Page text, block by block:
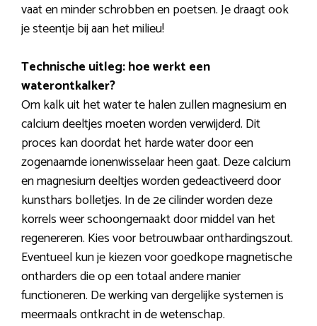
vaat en minder schrobben en poetsen. Je draagt ook
je steentje bij aan het milieu!
Technische uitleg: hoe werkt een
waterontkalker?
Om kalk uit het water te halen zullen magnesium en
calcium deeltjes moeten worden verwijderd. Dit
proces kan doordat het harde water door een
zogenaamde ionenwisselaar heen gaat. Deze calcium
en magnesium deeltjes worden gedeactiveerd door
kunsthars bolletjes. In de 2e cilinder worden deze
korrels weer schoongemaakt door middel van het
regenereren. Kies voor betrouwbaar onthardingszout.
Eventueel kun je kiezen voor goedkope magnetische
ontharders die op een totaal andere manier
functioneren. De werking van dergelijke systemen is
meermaals ontkracht in de wetenschap.